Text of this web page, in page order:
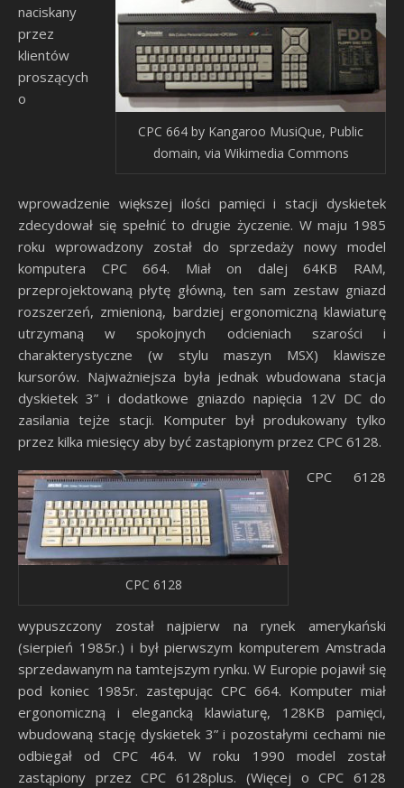
CPC 664 by Kangaroo MusiQue, Public
domain, via Wikimedia Commons
naciskany
przez
klientów
proszących
o
wprowadzenie większej ilości pamięci i stacji dyskietek
zdecydował się spełnić to drugie życzenie. W maju 1985
roku wprowadzony został do sprzedaży nowy model
komputera CPC 664. Miał on dalej 64KB RAM,
przeprojektowaną płytę główną, ten sam zestaw gniazd
rozszerzeń, zmienioną, bardziej ergonomiczną klawiaturę
utrzymaną w spokojnych odcieniach szarości i
charakterystyczne (w stylu maszyn MSX) klawisze
kursorów. Najważniejsza była jednak wbudowana stacja
dyskietek 3” i dodatkowe gniazdo napięcia 12V DC do
zasilania tejże stacji. Komputer był produkowany tylko
przez kilka miesięcy aby być zastąpionym przez CPC 6128.
CPC 6128
CPC 6128
wypuszczony został najpierw na rynek amerykański
(sierpień 1985r.) i był pierwszym komputerem Amstrada
sprzedawanym na tamtejszym rynku. W Europie pojawił się
pod koniec 1985r. zastępując CPC 664. Komputer miał
ergonomiczną i elegancką klawiaturę, 128KB pamięci,
wbudowaną stację dyskietek 3” i pozostałymi cechami nie
odbiegał od CPC 464. W roku 1990 model został
zastąpiony przez CPC 6128plus. (Więcej o CPC 6128